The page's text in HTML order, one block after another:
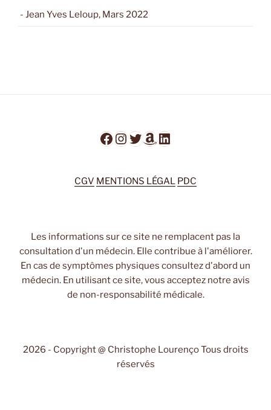
- Jean Yves Leloup, Mars 2022
Facebook
Instagram
Twitter
Amazon
LinkedIn
CGV MENTIONS LÉGAL PDC
Les informations sur ce site ne remplacent pas la
consultation d'un médecin. Elle contribue à l'améliorer.
En cas de symptômes physiques consultez d'abord un
médecin. En utilisant ce site, vous acceptez notre avis
de non-responsabilité médicale.
2026 - Copyright @ Christophe Lourenço Tous droits
réservés